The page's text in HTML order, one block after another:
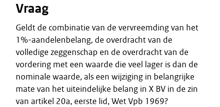
Vraag
Geldt de combinatie van de vervreemding van het
1%-aandelenbelang, de overdracht van de
volledige zeggenschap en de overdracht van de
vordering met een waarde die veel lager is dan de
nominale waarde, als een wijziging in belangrijke
mate van het uiteindelijke belang in X BV in de zin
van artikel 20a, eerste lid, Wet Vpb 1969?